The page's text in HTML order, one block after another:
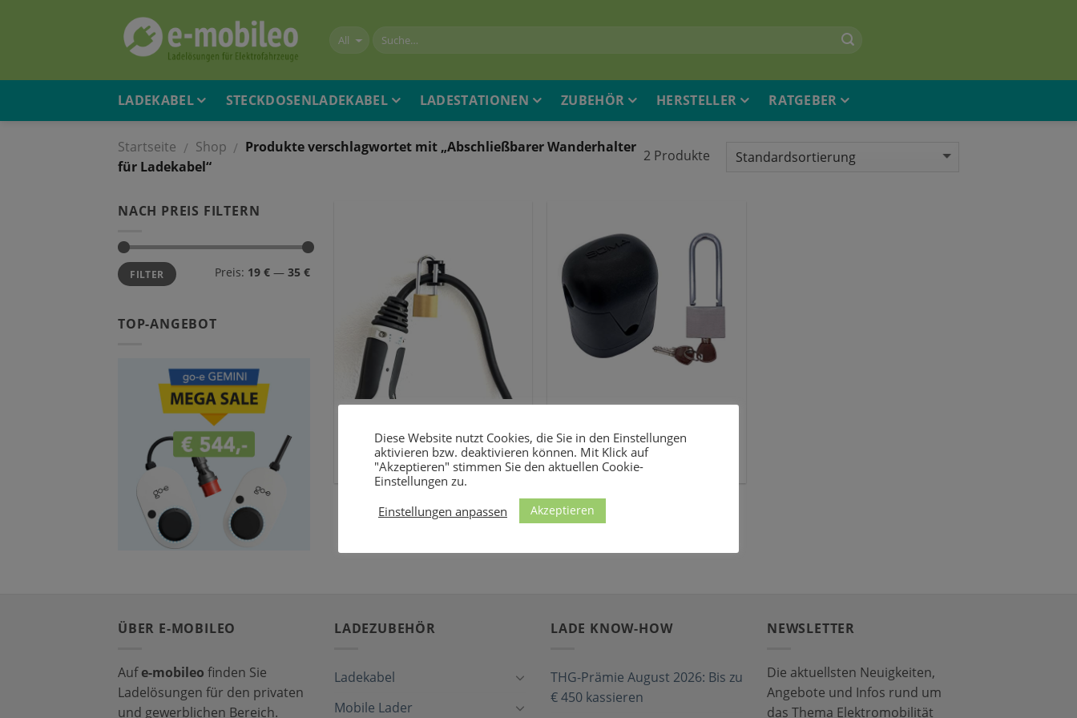
LADEKABEL STECKDOSENLADEKABEL LADESTATIONEN ZUBEHÖR HERSTELLER RATGEBER
Startseite / Shop / Produkte verschlagwortet mit „Abschließbarer Wanderhalter
für Ladekabel“
2 Produkte
NACH PREIS FILTERN
FILTER Preis: 19 € — 35 €
TOP-ANGEBOT
Ladekabel
19,95€
Ladekabel
35,00
ÜBER E-MOBILEO
Aufe-mobileo finden Sie
Ladelösungen für den privaten
und gewerblichen Bereich.
LADEZUBEHÖR
Ladekabel
Mobile Lader
LADE KNOW-HOW
THG-Prämie August 2026: Bis zu
€ 450 kassieren
NEWSLETTER
Die aktuellsten Neuigkeiten,
Angebote und Infos rund um
das Thema Elektromobilität
Diese Website nutzt Cookies, die Sie in den Einstellungen
aktivieren bzw. deaktivieren können. Mit Klick auf
"Akzeptieren" stimmen Sie den aktuellen Cookie-
Einstellungen zu.
Einstellungen anpassen
Akzeptieren